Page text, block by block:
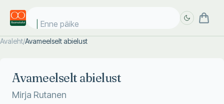
Enne päikes
Avaleht/Avameelselt abielust
Avameelselt abielust
Mirja Rutanen